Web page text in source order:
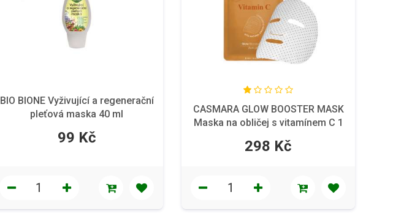
BIO BIONE Vyživující a regenerační
pleťová maska 40 ml
99 Kč
CASMARA GLOW BOOSTER MASK
Maska na obličej s vitamínem C 1
298 Kč